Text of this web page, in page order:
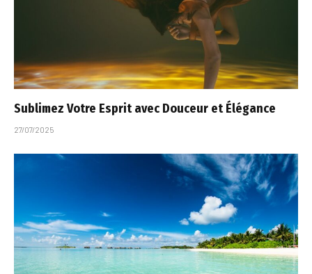
Sublimez Votre Esprit avec Douceur et Élégance
27/07/2025